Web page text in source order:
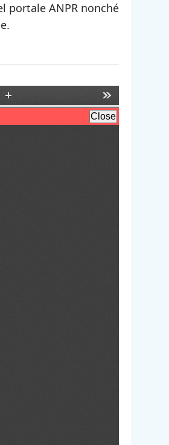
portale ANPR nonché